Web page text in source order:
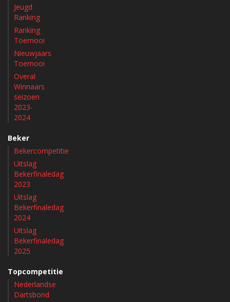
Jeugd
Ranking
Ranking
Toernooi
Nieuwjaars
Toernooi
Overal
Winnaars
seizoen
2023-
2024
Beker
Bekercompetitie
Uitslag
Bekerfinaledag
2023
Uitslag
Bekerfinaledag
2024
Uitslag
Bekerfinaledag
2025
Topcompetitie
Nederlandse
Dartsbond